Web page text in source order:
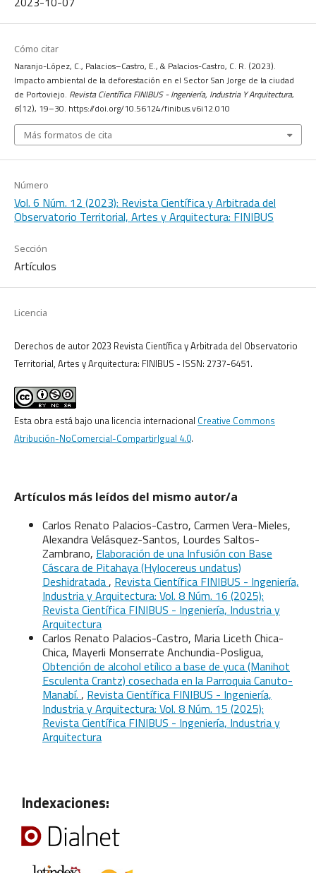
Cómo citar
Naranjo-López, C., Palacios–Castro, E., & Palacios-Castro, C. R. (2023).
Impacto ambiental de la deforestación en el Sector San Jorge de la ciudad
de Portoviejo. Revista Científica FINIBUS - Ingeniería, Industria Y Arquitectura,
6(12), 19–30. https://doi.org/10.56124/finibus.v6i12.010
Más formatos de cita
Número
Vol. 6 Núm. 12 (2023): Revista Científica y Arbitrada del
Observatorio Territorial, Artes y Arquitectura: FINIBUS
Sección
Artículos
Licencia
Derechos de autor 2023 Revista Científica y Arbitrada del Observatorio
Territorial, Artes y Arquitectura: FINIBUS - ISSN: 2737-6451.
Esta obra está bajo una licencia internacional Creative Commons
Atribución-NoComercial-CompartirIgual 4.0.
Artículos más leídos del mismo autor/a
Carlos Renato Palacios-Castro, Carmen Vera-Mieles,
Alexandra Velásquez-Santos, Lourdes Saltos-
Zambrano, Elaboración de una Infusión con Base
Cáscara de Pitahaya (Hylocereus undatus)
Deshidratada, Revista Científica FINIBUS - Ingeniería,
Industria y Arquitectura: Vol. 8 Núm. 16 (2025):
Revista Científica FINIBUS - Ingeniería, Industria y
Arquitectura
Carlos Renato Palacios-Castro, Maria Liceth Chica-
Chica, Mayerli Monserrate Anchundia-Posligua,
Obtención de alcohol etílico a base de yuca (Manihot
Esculenta Crantz) cosechada en la Parroquia Canuto-
Manabí. , Revista Científica FINIBUS - Ingeniería,
Industria y Arquitectura: Vol. 8 Núm. 15 (2025):
Revista Científica FINIBUS - Ingeniería, Industria y
Arquitectura
Indexaciones: